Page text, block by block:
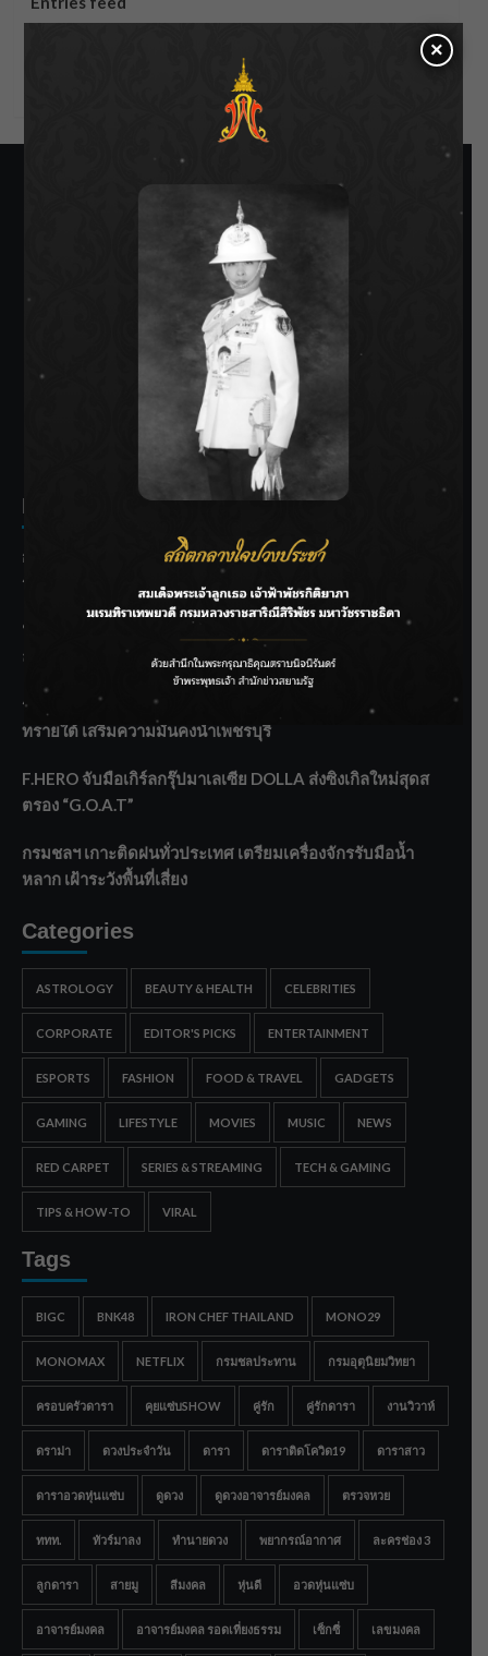
SIAMRATH VARIETY
THE BEST ENTERTAINMENT
Recent Posts
กรมชลฯ รับฟังประชาชน ติดตามแก้ปัญหาโครงการประตู
ระบายน้ำศรีสองรักฯ
‘แมน การิน’ แชร์ความเชื่อชวนคิด! “อยากกินอะไรหลังจาก
ลาโลกนี้ ให้ใส่บาตรสิ่งนั้นไว้ตอนยังมีชีวิต”
ราชเลขานุการในพระองค์ฯ ติดตามโครงการหุบกะพง–ห้วย
ทรายใต้ เสริมความมั่นคงน้ำเพชรบุรี
F.HERO จับมือเกิร์ลกรุ๊ปมาเลเซีย DOLLA ส่งซิงเกิลใหม่สุดส
ตรอง “G.O.A.T”
กรมชลฯ เกาะติดฝนทั่วประเทศ เตรียมเครื่องจักรรับมือน้ำ
หลาก เฝ้าระวังพื้นที่เสี่ยง
Categories
ASTROLOGY BEAUTY & HEALTH CELEBRITIES
CORPORATE EDITOR'S PICKS ENTERTAINMENT
ESPORTS FASHION FOOD & TRAVEL GADGETS
GAMING LIFESTYLE MOVIES MUSIC NEWS
RED CARPET SERIES & STREAMING TECH & GAMING
TIPS & HOW-TO VIRAL
Tags
BIGC BNK48 IRON CHEF THAILAND MONO29
MONOMAX NETFLIX กรมชลประทาน กรมอุตุนิยมวิทยา
ครอบครัวดารา คุยแซ่บSHOW คู่รัก คู่รักดารา งานวิวาห์
ดราม่า ดวงประจำวัน ดารา ดาราติดโควิด19 ดาราสาว
ดาราอวดหุ่นแซ่บ ดูดวง ดูดวงอาจารย์มงคล ตรวจหวย
ททท. ทัวร์มาลง ทำนายดวง พยากรณ์อากาศ ละครช่อง 3
ลูกดารา สายมู สีมงคล หุ่นดี อวดหุ่นแซ่บ
อาจารย์มงคล อาจารย์มงคล รอดเที่ยงธรรม เซ็กซี่ เลขมงคล
×